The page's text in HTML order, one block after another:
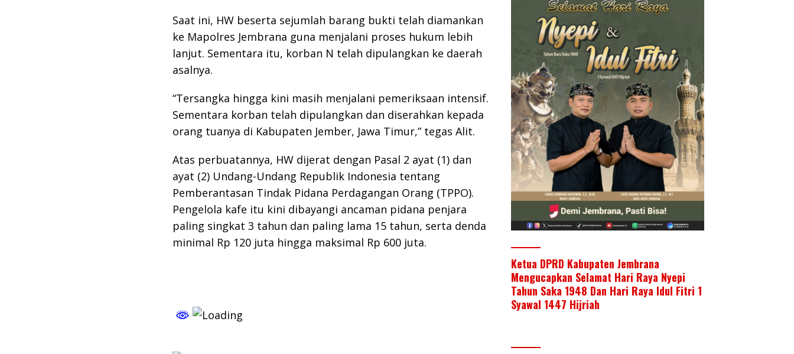
Saat ini, HW beserta sejumlah barang bukti telah diamankan
ke Mapolres Jembrana guna menjalani proses hukum lebih
lanjut. Sementara itu, korban N telah dipulangkan ke daerah
asalnya.
“Tersangka hingga kini masih menjalani pemeriksaan intensif.
Sementara korban telah dipulangkan dan diserahkan kepada
orang tuanya di Kabupaten Jember, Jawa Timur,” tegas Alit.
Atas perbuatannya, HW dijerat dengan Pasal 2 ayat (1) dan
ayat (2) Undang-Undang Republik Indonesia tentang
Pemberantasan Tindak Pidana Perdagangan Orang (TPPO).
Pengelola kafe itu kini dibayangi ancaman pidana penjara
paling singkat 3 tahun dan paling lama 15 tahun, serta denda
minimal Rp 120 juta hingga maksimal Rp 600 juta.
Ketua DPRD Kabupaten Jembrana
Mengucapkan Selamat Hari Raya Nyepi
Tahun Saka 1948 Dan Hari Raya Idul Fitri 1
Syawal 1447 Hijriah